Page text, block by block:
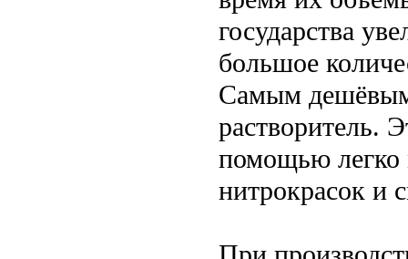
государства
большое
Самым дешёвым
растворитель.
помощью легко
нитрокрасок и